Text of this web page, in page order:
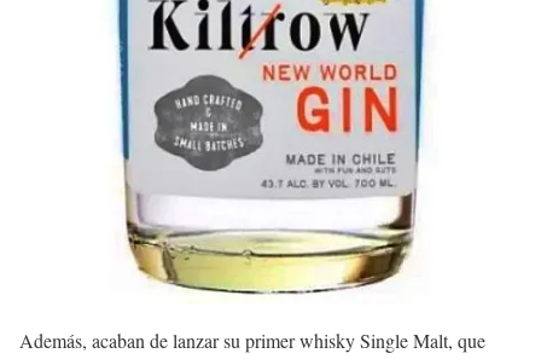
Además, acaban de lanzar su primer whisky Single Malt, que